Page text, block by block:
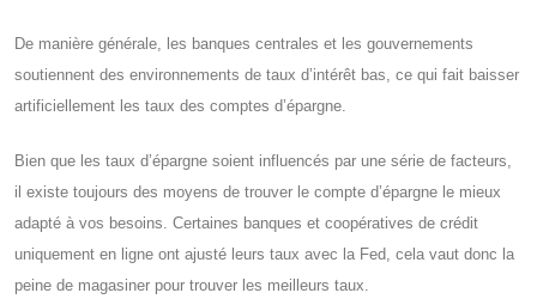
De manière générale, les banques centrales et les gouvernements
soutiennent des environnements de taux d’intérêt bas, ce qui fait baisser
artificiellement les taux des comptes d’épargne.
Bien que les taux d’épargne soient influencés par une série de facteurs,
il existe toujours des moyens de trouver le compte d’épargne le mieux
adapté à vos besoins. Certaines banques et coopératives de crédit
uniquement en ligne ont ajusté leurs taux avec la Fed, cela vaut donc la
peine de magasiner pour trouver les meilleurs taux.